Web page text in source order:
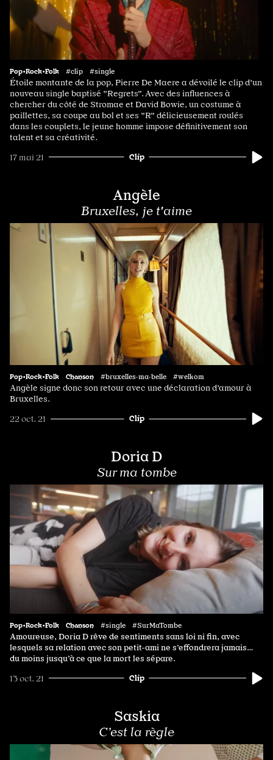
Pop•Rock•Folk #clip #single
Étoile montante de la pop, Pierre De Maere a dévoilé le clip d'un
nouveau single baptisé "Regrets". Avec des influences à
chercher du côté de Stromae et David Bowie, un costume à
paillettes, sa coupe au bol et ses "R" délicieusement roulés
dans les couplets, le jeune homme impose définitivement son
talent et sa créativité.
17 mai 21 Clip
Angèle
Bruxelles, je t'aime
Pop•Rock•Folk Chanson #bruxelles·ma·belle #welkom
Angèle signe donc son retour avec une déclaration d'amour à
Bruxelles.
22 oct. 21 Clip
Doria D
Sur ma tombe
Pop•Rock•Folk Chanson #single #SurMaTombe
Amoureuse, Doria D rêve de sentiments sans loi ni fin, avec
lesquels sa relation avec son petit-ami ne s’effondrera jamais…
du moins jusqu’à ce que la mort les sépare.
13 oct. 21 Clip
Saskia
C’est la règle